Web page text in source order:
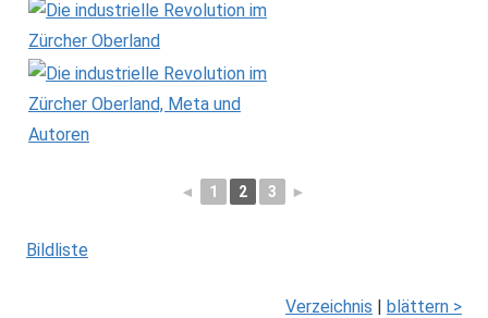
◄ 1 2 3 ►
Bildliste
Verzeichnis | blättern >